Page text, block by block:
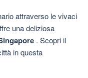
attraverso le vivaci
una deliziosa
. Scopri il
in questa